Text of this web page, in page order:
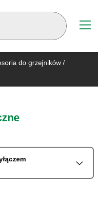
do grzejników /